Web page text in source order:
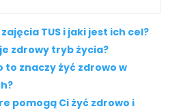
TUS i jaki jest ich cel?
zdrowy tryb życia?
to znaczy żyć zdrowo w
pomogą Ci żyć zdrowo i